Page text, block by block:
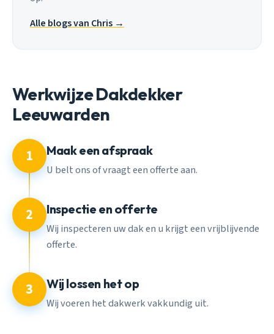
Alle blogs van Chris →
Werkwijze Dakdekker
Leeuwarden
1 Maak een afspraak
U belt ons of vraagt een offerte aan.
2 Inspectie en offerte
Wij inspecteren uw dak en u krijgt een vrijblijvende
offerte.
3 Wij lossen het op
Wij voeren het dakwerk vakkundig uit.